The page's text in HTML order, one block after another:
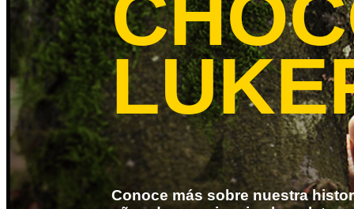
Conoce más sobre nuestra